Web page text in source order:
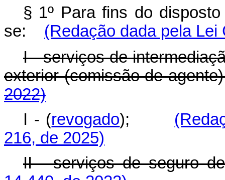
§ 1º Para fins do
se: (Redação dada pela Lei
I - serviços de
exterior (comissão de
2022)
I - (revogado);
216, de 2025)
II - serviços de